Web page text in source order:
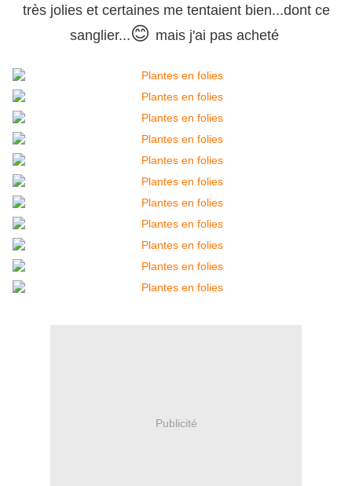
très jolies et certaines me tentaient bien...dont ce
sanglier...😊 mais j'ai pas acheté
Publicité